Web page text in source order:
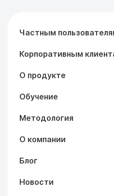
Частным
Корпоративным
О продукте
Обучение
Методология
О компании
Блог
Новости